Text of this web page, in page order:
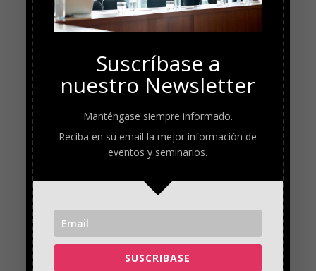
Suscríbase a
nuestro Newsletter
Manténgase siempre informado.
Reciba en su email la mejor información de
eventos y seminarios.
SUSCRIBASE